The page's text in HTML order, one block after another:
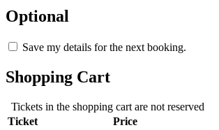
Optional
Save my details for the next booking.
Shopping Cart
Tickets in the shopping cart are not reserved
Ticket
Price